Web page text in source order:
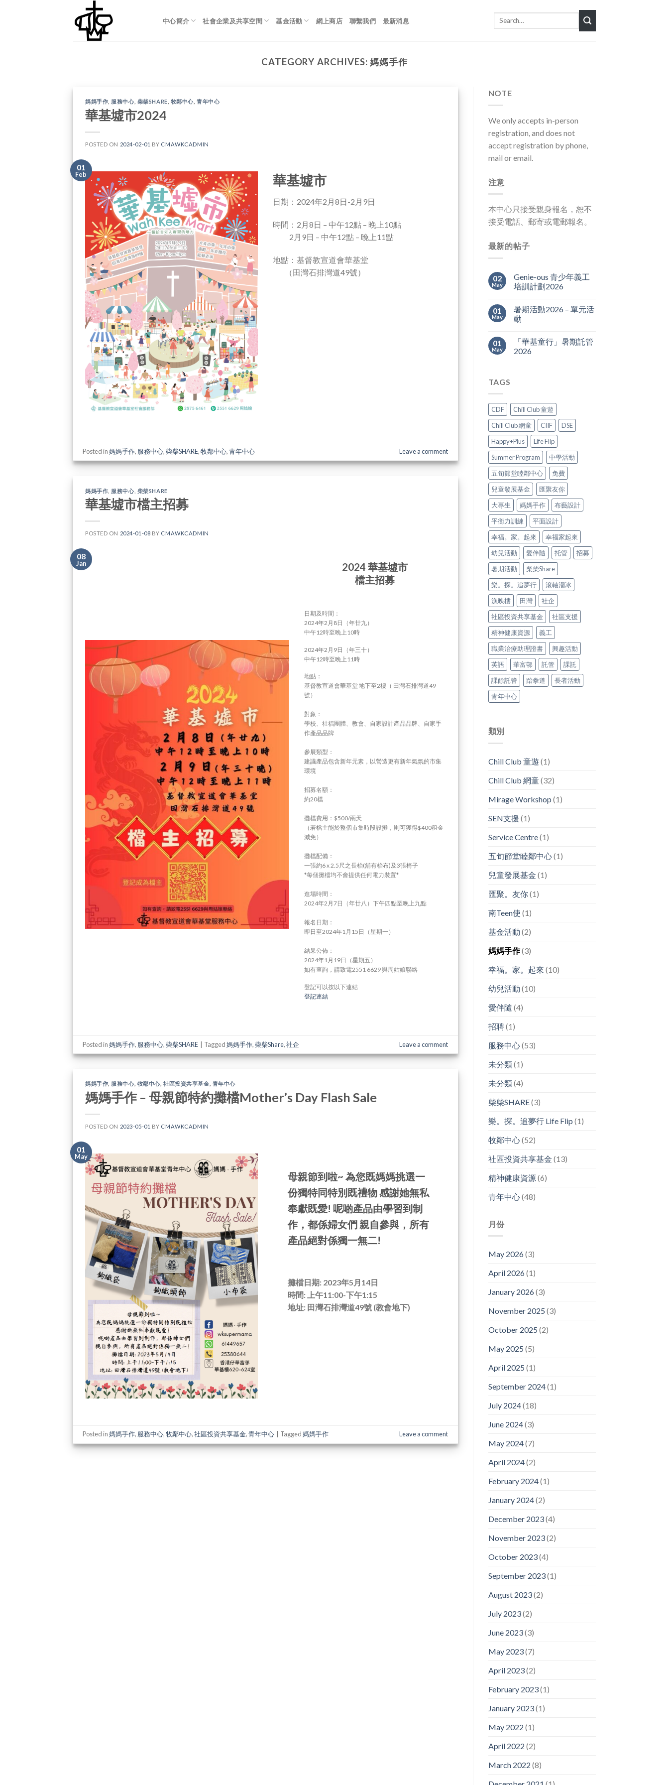
中心簡介 社會企業及共享空間 基金活動 網上商店 聯繫我們 最新消息
Search
CATEGORY ARCHIVES:媽媽手作
媽媽手作 服務中心, 柴柴SHARE 牧鄰中心 ,青年中心
華基墟市2024
POSTED ON 2024-02-01 BY CMAWKCADMIN
01
Feb 華基墟市
日期：2024年2月8日-2月9日
時間：2月8日 – 中午12點 – 晚上10點
2月9日 – 中午12點 – 晚上11點
地點：基督教宣道會華基堂
（田灣石排灣道49號）
Posted in媽媽手作, 服務中心,柴柴SHARE,牧鄰中心,青年中心 Leave a comment
媽媽手作 服務中心, 柴柴SHARE
華基墟市檔主招募
POSTED ON 2024-01-08 BY CMAWKCADMIN
08
Jan
2024 華基墟市
檔主招募
日期及時間：
2024年2月8日（年廿九）
中午12時至晚上10時
2024年2月9日（年三十）
中午12時至晚上11時
地點：
基督教宣道會華基堂 地下至2樓（ 田灣石排灣道49
號）
對象：
學校、社福團體、教會、自家設計產品品牌、自家手
作產品品牌
參展類型：
建議產品包含新年元素，以營造更有新年氣氛的市集
環境
招募名額：
約20檔
攤檔費用：$500/兩天
（若檔主能於整個市集時段設攤，則可獲得$400租金
減免）
攤檔配備：
一張約6 x 2.5尺之長枱(舖有枱布)及3張椅子
*每個攤檔均不會提供任何電力裝置*
進場時間：
2024年2月7日（年廿八）下午四點至晚上九點
報名日期：
即日至2024年1月15日（星期一）
結果公佈：
2024年1月19日（星期五）
如有查詢，請致電2551 6629 與周姑娘聯絡
登記可以按以下連結
登記連結
Posted in媽媽手作, 服務中心,柴柴SHARE Tagged媽媽手作,柴柴Share,社企 Leave a comment
媽媽手作 服務中心, 牧鄰中心 ,社區投資共享基金 青年中心
媽媽手作 – 母親節特約攤檔Mother’s Day Flash Sale
POSTED ON 2023-05-01 BY CMAWKCADMIN
01
May
母親節到啦~ 為您既媽媽挑選一
份獨特同特別既禮物 感謝她無私
奉獻既愛! 呢啲產品由學習到制
作，都係婦女們 親自參與，所有
產品絕對係獨一無二!
攤檔日期: 2023年5月14日
時間: 上午11:00-下午1:15
地址: 田灣石排灣道49號 (教會地下)
Posted in媽媽手作, 服務中心,牧鄰中心,社區投資共享基金,青年中心 Tagged媽媽手作 Leave a comment
NOTE
We only accepts in-person
registration, and does not
accept registration by phone,
mail or email.
注意
本中心只接受親身報名，恕不
接受電話、郵寄或電郵報名。
最新的帖子
02
May
Genie-ous 青少年義工
培訓計劃2026
01
May
暑期活動2026 – 單元活
動
01
May
「華基童行」暑期託管
2026
TAGS
CDF
Chill Club 童遊
Chill Club 網童
CIIF
DSE
Happy+Plus
Life Flip
Summer Program
中學活動
五旬節堂睦鄰中心
免費
兒童發展基金
匯聚友你
大專生
媽媽手作
布藝設計
平衡力訓練
平面設計
幸福。家。起來
幸福家起來
幼兒活動
愛伴隨 托管
招募
暑期活動
柴柴Share
樂。探。追夢行
滾軸溜冰
漁映樓
田灣
社企
社區投資共享基金
社區支援
精神健康資源
義工
職業治療助理證書
興趣活動
英語
華富邨 託管
課託
課餘託管
跆拳道
長者活動
青年中心
類別
Chill Club 童遊 (1)
Chill Club 網童(32)
Mirage Workshop (1)
SEN支援 (1)
Service Centre(1)
五旬節堂睦鄰中心(1)
兒童發展基金 (1)
匯聚。友你(1)
南Teen使 (1)
基金活動 (2)
媽媽手作(3)
幸福。家。起來 (10)
幼兒活動 (10)
愛伴隨 (4)
招聘(1)
服務中心(53)
未分類(1)
未分類(4)
柴柴SHARE(3)
樂。探。追夢行 Life Flip (1)
牧鄰中心(52)
社區投資共享基金 (13)
精神健康資源(6)
青年中心(48)
月份
May 2026(3)
April 2026(1)
January 2026(3)
November 2025 (3)
October 2025 (2)
May 2025 (5)
April 2025 (1)
September 2024(1)
July 2024(18)
June 2024(3)
May 2024(7)
April 2024(2)
February 2024(1)
January 2024(2)
December 2023(4)
November 2023(2)
October 2023(4)
September 2023(1)
August 2023(2)
July 2023(2)
June 2023(3)
May 2023(7)
April 2023(2)
February 2023(1)
January 2023(1)
May 2022 (1)
April 2022 (2)
March 2022 (8)